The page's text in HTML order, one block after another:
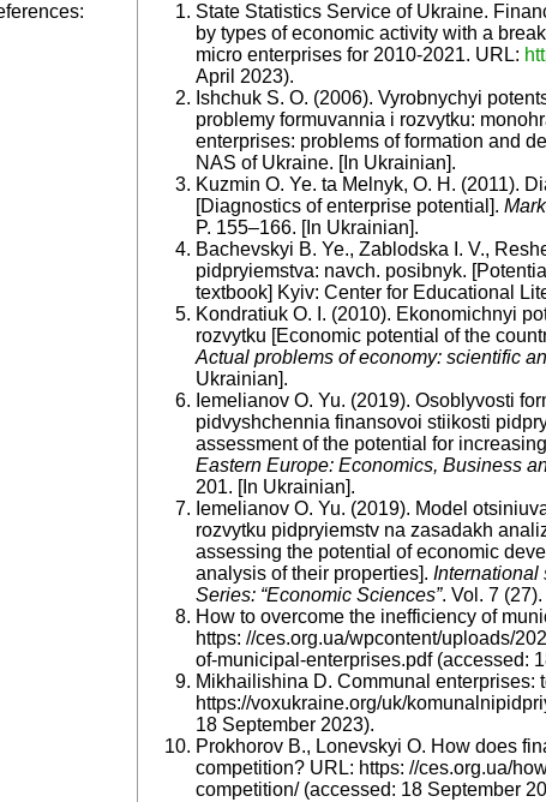
State Statistics Service of Ukraine.
by types of economic activity with a
micro enterprises for 2010-2021. URL:
April 2023).
Ishchuk S. O. (2006). Vyrobnychyi
problemy formuvannia i rozvytku:
enterprises: problems of formation and
NAS of Ukraine. [In Ukrainian].
Kuzmin O. Ye. ta Melnyk, O. H. (2011).
[Diagnostics of enterprise potential].
P. 155–166. [In Ukrainian].
Bachevskyi B. Ye., Zablodska I. V.,
pidpryiemstva: navch. posibnyk.
textbook] Kyiv: Center for Educational
Kondratiuk O. I. (2010). Ekonomichnyi
rozvytku [Economic potential of the
Actual problems of economy: scientific
Ukrainian].
Iemelianov O. Yu. (2019). Osoblyvosti
pidvyshchennia finansovoi stiikosti
assessment of the potential for
Eastern Europe: Economics, Business
201. [In Ukrainian].
Iemelianov O. Yu. (2019). Model
rozvytku pidpryiemstv na zasadakh
assessing the potential of economic
analysis of their properties]. International
Series: “Economic Sciences”. Vol. 7
How to overcome the inefficiency of
https: //ces.org.ua/wpcontent/uploads/
of-municipal-enterprises.pdf (accessed:
Mikhailishina D. Communal enterprises:
https://voxukraine.org/uk/
18 September 2023).
Prokhorov B., Lonevskyi O. How does
competition? URL: https: //ces.org.ua/
competition/ (accessed: 18 September